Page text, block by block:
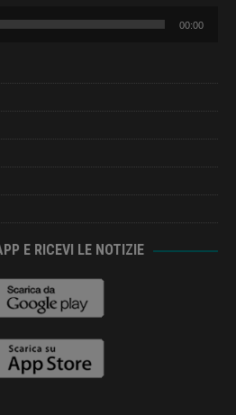
00:00
E RICEVI LE NOTIZIE